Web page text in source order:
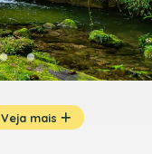
Veja mais